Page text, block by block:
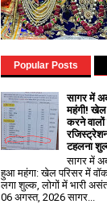
Popular Posts
सागर में अब
महंगी! खेल
करने वालों
टहलना
सागर में
हुआ महंगा: खेल परिसर में
लगा शुल्क, लोगों में भारी
06 अगस्त, 2026 सागर...